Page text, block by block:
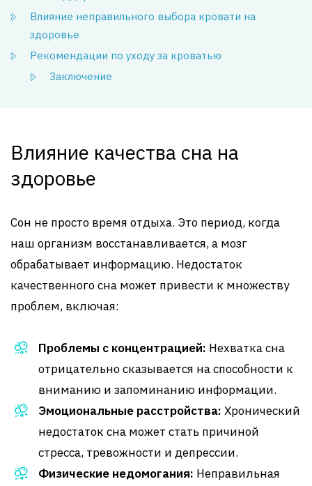
Влияние неправильного выбора кровати на
здоровье
Рекомендации по уходу за кроватью
Заключение
Влияние качества сна на
здоровье
Сон не просто время отдыха. Это период, когда
наш организм восстанавливается, а мозг
обрабатывает информацию. Недостаток
качественного сна может привести к множеству
проблем, включая:
Проблемы с концентрацией: Нехватка сна
отрицательно сказывается на способности к
вниманию и запоминанию информации.
Эмоциональные расстройства: Хронический
недостаток сна может стать причиной
стресса, тревожности и депрессии.
Физические недомогания: Неправильная